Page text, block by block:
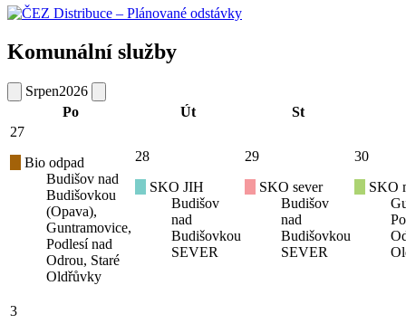
Komunální služby
Srpen2026
Po
Út
St
27
Bio odpad
Budišov nad
Budišovkou
(Opava),
Guntramovice,
Podlesí nad
Odrou, Staré
Oldřůvky
28
SKO JIH
Budišov
nad
Budišovkou
SEVER
29
SKO sever
Budišov
nad
Budišovkou
SEVER
30
SKO
3